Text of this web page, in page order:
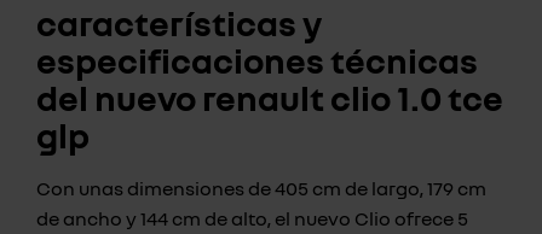
características y
especificaciones técnicas
del nuevo renault clio 1.0 tce
glp
Con unas dimensiones de 405 cm de largo, 179 cm
de ancho y 144 cm de alto, el nuevo Clio ofrece 5